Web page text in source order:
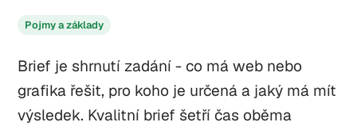
Pojmy a základy
Brief je shrnutí zadání - co má web nebo
grafika řešit, pro koho je určená a jaký má mít
výsledek. Kvalitní brief šetří čas oběma